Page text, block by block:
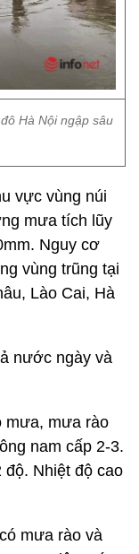
Hà Nội ngập sâu
vực vùng núi
mưa tích lũy
Nguy cơ
vùng trũng tại
Lào Cai, Hà
nước ngày và
mưa, mưa rào
nam cấp 2-3.
độ. Nhiệt độ cao
mưa rào và